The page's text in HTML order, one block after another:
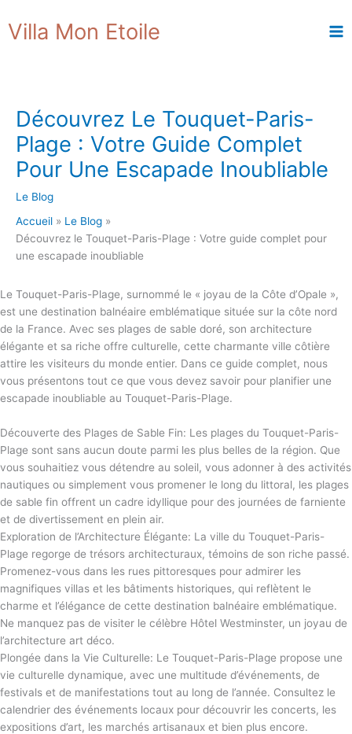
au
contenu
Villa Mon Etoile
Découvrez Le Touquet-Paris-
Plage : Votre Guide Complet
Pour Une Escapade Inoubliable
Le Blog
Accueil
Le Blog
Découvrez le Touquet-Paris-Plage : Votre guide complet pour
une escapade inoubliable
Le Touquet-Paris-Plage, surnommé le « joyau de la Côte d’Opale »,
est une destination balnéaire emblématique située sur la côte nord
de la France. Avec ses plages de sable doré, son architecture
élégante et sa riche offre culturelle, cette charmante ville côtière
attire les visiteurs du monde entier. Dans ce guide complet, nous
vous présentons tout ce que vous devez savoir pour planifier une
escapade inoubliable au Touquet-Paris-Plage.
Découverte des Plages de Sable Fin: Les plages du Touquet-Paris-
Plage sont sans aucun doute parmi les plus belles de la région. Que
vous souhaitiez vous détendre au soleil, vous adonner à des activités
nautiques ou simplement vous promener le long du littoral, les plages
de sable fin offrent un cadre idyllique pour des journées de farniente
et de divertissement en plein air.
Exploration de l’Architecture Élégante: La ville du Touquet-Paris-
Plage regorge de trésors architecturaux, témoins de son riche passé.
Promenez-vous dans les rues pittoresques pour admirer les
magnifiques villas et les bâtiments historiques, qui reflètent le
charme et l’élégance de cette destination balnéaire emblématique.
Ne manquez pas de visiter le célèbre Hôtel Westminster, un joyau de
l’architecture art déco.
Plongée dans la Vie Culturelle: Le Touquet-Paris-Plage propose une
vie culturelle dynamique, avec une multitude d’événements, de
festivals et de manifestations tout au long de l’année. Consultez le
calendrier des événements locaux pour découvrir les concerts, les
expositions d’art, les marchés artisanaux et bien plus encore.
e
c
e
r